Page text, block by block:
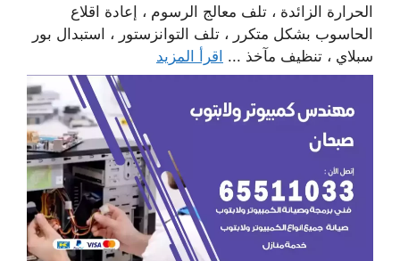
الحرارة الزائدة ، تلف معالج الرسوم ، إعادة اقلاع
الحاسوب بشكل متكرر ، تلف التوانزستور ، استبدال بور
سبلاي ، تنظيف مآخذ ... اقرأ المزيد